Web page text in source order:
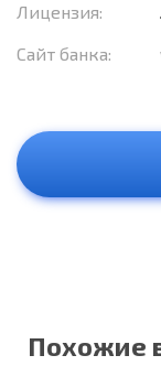
Лицензия:
Сайт банка:
Похожие